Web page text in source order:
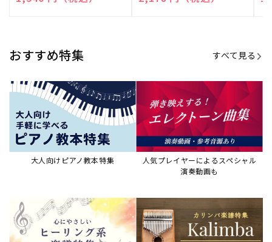
JAZZの楽譜特集
おすすめ記事 すべて見る